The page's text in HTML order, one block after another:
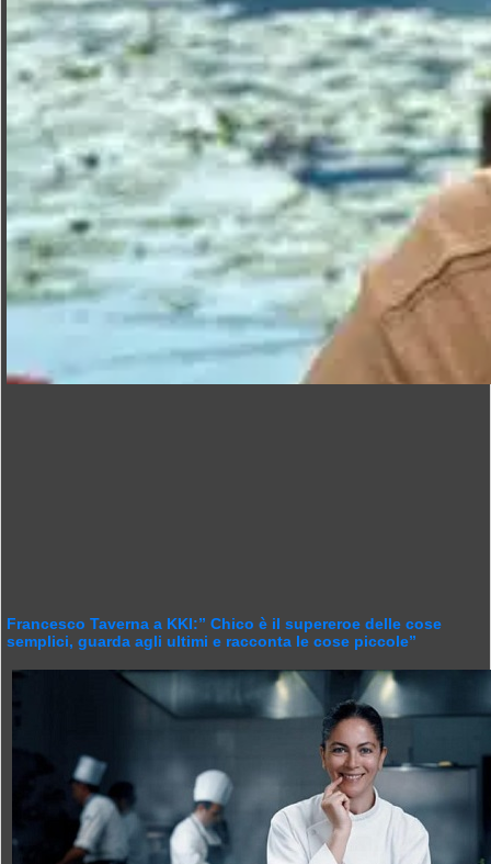
Francesco Taverna a KKI:” Chico è il supereroe delle cose
semplici, guarda agli ultimi e racconta le cose piccole”